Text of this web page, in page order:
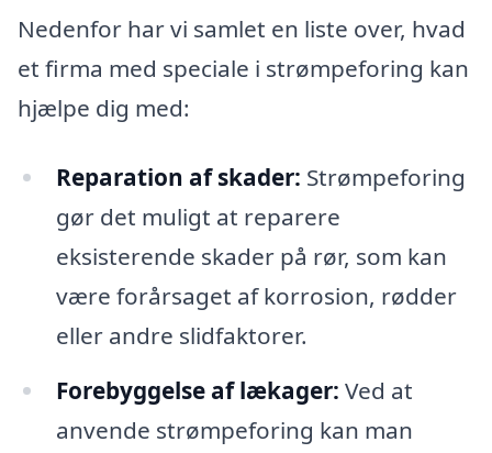
Nedenfor har vi samlet en liste over, hvad
et firma med speciale i strømpeforing kan
hjælpe dig med:
Reparation af skader: Strømpeforing
gør det muligt at reparere
eksisterende skader på rør, som kan
være forårsaget af korrosion, rødder
eller andre slidfaktorer.
Forebyggelse af lækager: Ved at
anvende strømpeforing kan man